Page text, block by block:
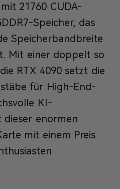
21760 CUDA-
Speicher, das
Speicherbandbreite
Mit einer doppelt so
RTX 4090 setzt die
für High-End-
KI-
dieser enormen
mit einem Preis